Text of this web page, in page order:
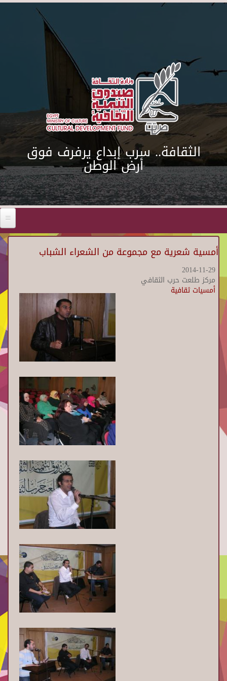
Skip to main content
الثقافة.. سرب إبداع يرفرف فوق
أرض الوطن
أمسية شعرية مع مجموعة من الشعراء الشباب
2014-11-29
مركز طلعت حرب الثقافي
أمسيات ثقافية